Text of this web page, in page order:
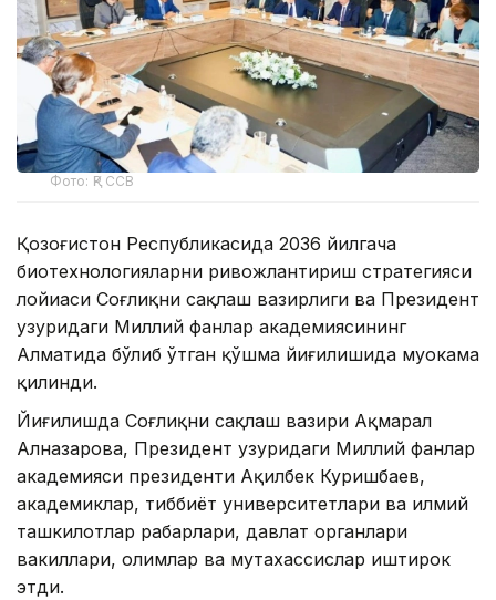
Фото: ҚР ССВ
Қозоғистон Республикасида 2036 йилгача
биотехнологияларни ривожлантириш стратегияси
лойиҳаси Соғлиқни сақлаш вазирлиги ва Президент
ҳузуридаги Миллий фанлар академиясининг
Алматида бўлиб ўтган қўшма йиғилишида муҳокама
қилинди.
Йиғилишда Соғлиқни сақлаш вазири Ақмарал
Алназарова, Президент ҳузуридаги Миллий фанлар
академияси президенти Ақилбек Куришбаев,
академиклар, тиббиёт университетлари ва илмий
ташкилотлар раҳбарлари, давлат органлари
вакиллари, олимлар ва мутахассислар иштирок
этди.